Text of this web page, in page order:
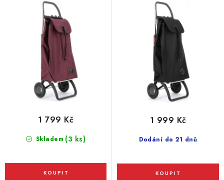
Skladem (3 ks)
1 799 Kč
Dodání do 21 dnů
1 999 Kč